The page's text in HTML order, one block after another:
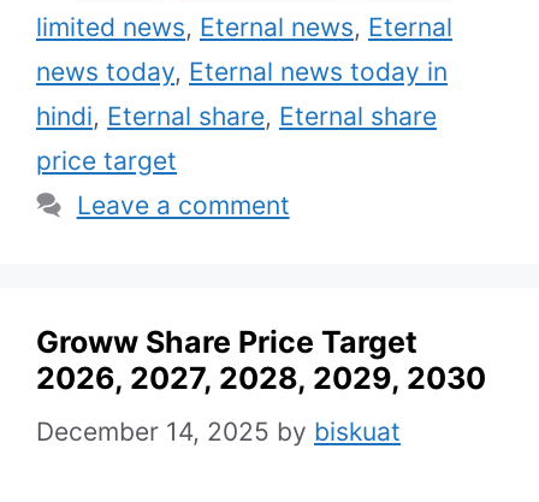
limited news, Eternal news, Eternal
news today, Eternal news today in
hindi, Eternal share, Eternal share
price target
Leave a comment
Groww Share Price Target
2026, 2027, 2028, 2029, 2030
December 14, 2025 by biskuat